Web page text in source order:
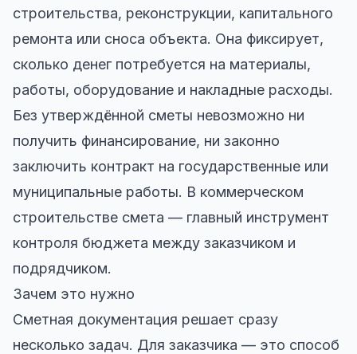
строительства, реконструкции, капитального
ремонта или сноса объекта. Она фиксирует,
сколько денег потребуется на материалы,
работы, оборудование и накладные расходы.
Без утверждённой сметы невозможно ни
получить финансирование, ни законно
заключить контракт на государственные или
муниципальные работы. В коммерческом
строительстве смета — главный инструмент
контроля бюджета между заказчиком и
подрядчиком.
Зачем это нужно
Сметная документация решает сразу
несколько задач. Для заказчика — это способ